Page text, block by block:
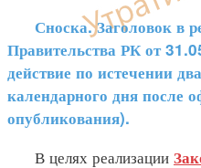
Сноска. Заголовок в
Правительства РК от
действие по истечении
календарного дня после
опубликования).
В целях реализации